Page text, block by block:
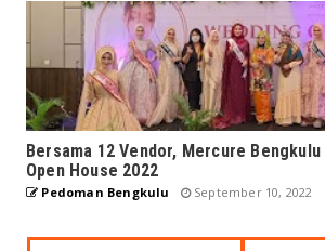
Bersama 12 Vendor, Mercure Bengkulu
Open House 2022
Pedoman Bengkulu September 10, 2022